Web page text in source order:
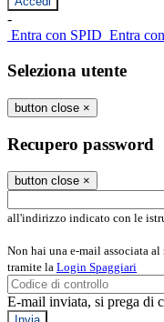
-
Entra con SPID Entra
Seleziona utente
button close ×
Recupero password
button close ×
all'indirizzo indicato con le
Non hai una e-mail associata
tramite la Login Spaggiari
E-mail inviata, si prega di